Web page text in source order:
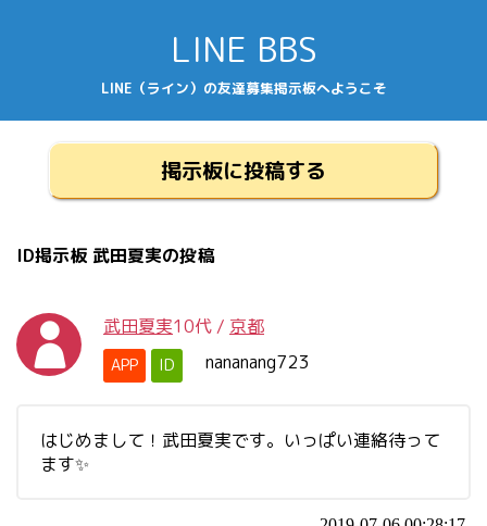
LINE BBS
LINE（ライン）の友達募集掲示板へようこそ
掲示板に投稿する
ID掲示板 武田夏実の投稿
武田夏実10代 / 京都
APP ID nananang723
はじめまして！武田夏実です。いっぱい連絡待って
ます✨